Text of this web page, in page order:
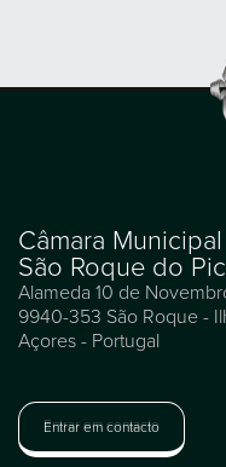
Câmara
São Roque do
Alameda 10 de
9940-353 São Roque -
Açores - Portugal
Entrar em contacto